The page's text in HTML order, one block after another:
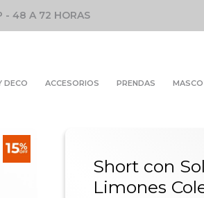
- 48 A 72 HORAS
DECO ACCESORIOS PRENDAS
Short con
Limones